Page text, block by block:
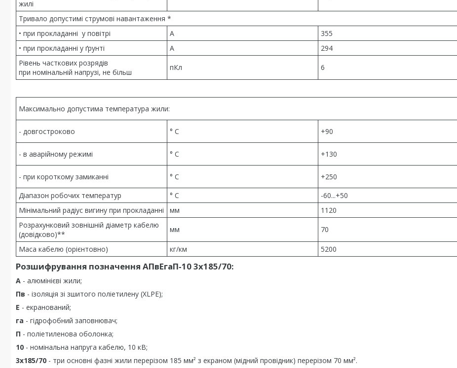
жилі
Тривало допустимі струмові навантаження *
• при прокладанні у повітрі
А
355
• при прокладанні у ґрунті
А
294
Рівень часткових розрядів
при номінальній напрузі, не більш
пКл 6
Максимально допустима температура жили:
- довгостроково ° С +90
- в аварійному режимі ° С +130
- при короткому замиканні ° С
+250
Діапазон робочих температур
° С
-60...+50
Мінімальний радіус вигину при прокладанні
мм
1120
Розрахунковий зовнішній діаметр кабелю
(довідково)**
мм 70
Маса кабелю (орієнтовно) кг/км 5200
Розшифрування позначення АПвЕгаП‑10 3х185/70:
А - алюмінієві жили;
Пв - ізоляція зі зшитого поліетилену (XLPE);
Е - екранований;
га - гідрофобний заповнювач;
П - поліетиленова оболонка;
10 - номінальна напруга кабелю, 10 кВ;
3х185/70 - три основні фазні жили перерізом 185 мм² з екраном (мідний провідник) перерізом 70 мм².